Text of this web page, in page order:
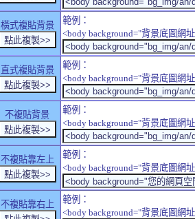
橫式複貼背景
範例：
<body background="背景底圖網
直式複貼背景
範例：
<body background="背景底圖網
不複貼背景
範例：
<body background="背景底圖網
不複貼靠左上
範例：
<body background="背景底圖網
不複貼靠右上
範例：
<body background="背景底圖網